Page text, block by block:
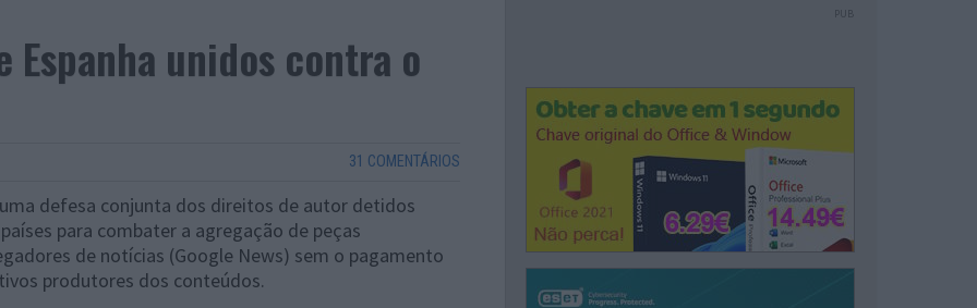
unidos contra o
31 COMENTÁRIOS
defesa conjunta dos direitos de autor detidos
para combater a agregação de peças
de notícias (Google News) sem o pagamento
produtores dos conteúdos.
PUB